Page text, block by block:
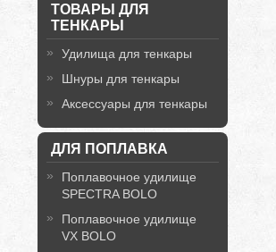
ТОВАРЫ ДЛЯ
ТЕНКАРЫ
Удилища для тенкары
Шнуры для тенкары
Аксессуары для тенкары
ДЛЯ ПОПЛАВКА
Поплавочное удилище
SPECTRA BOLO
Поплавочное удилище
VX BOLO